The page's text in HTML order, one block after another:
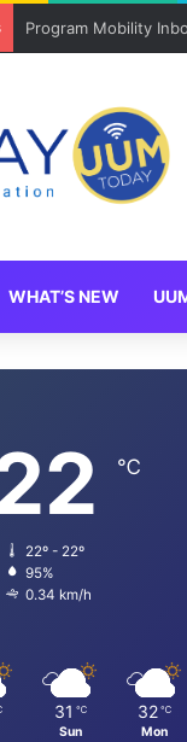
Program Mobility
WHAT’S NEW
℃
22º - 22º
95%
0.34 km/h
31 ℃
Sun
32 ℃
Mon